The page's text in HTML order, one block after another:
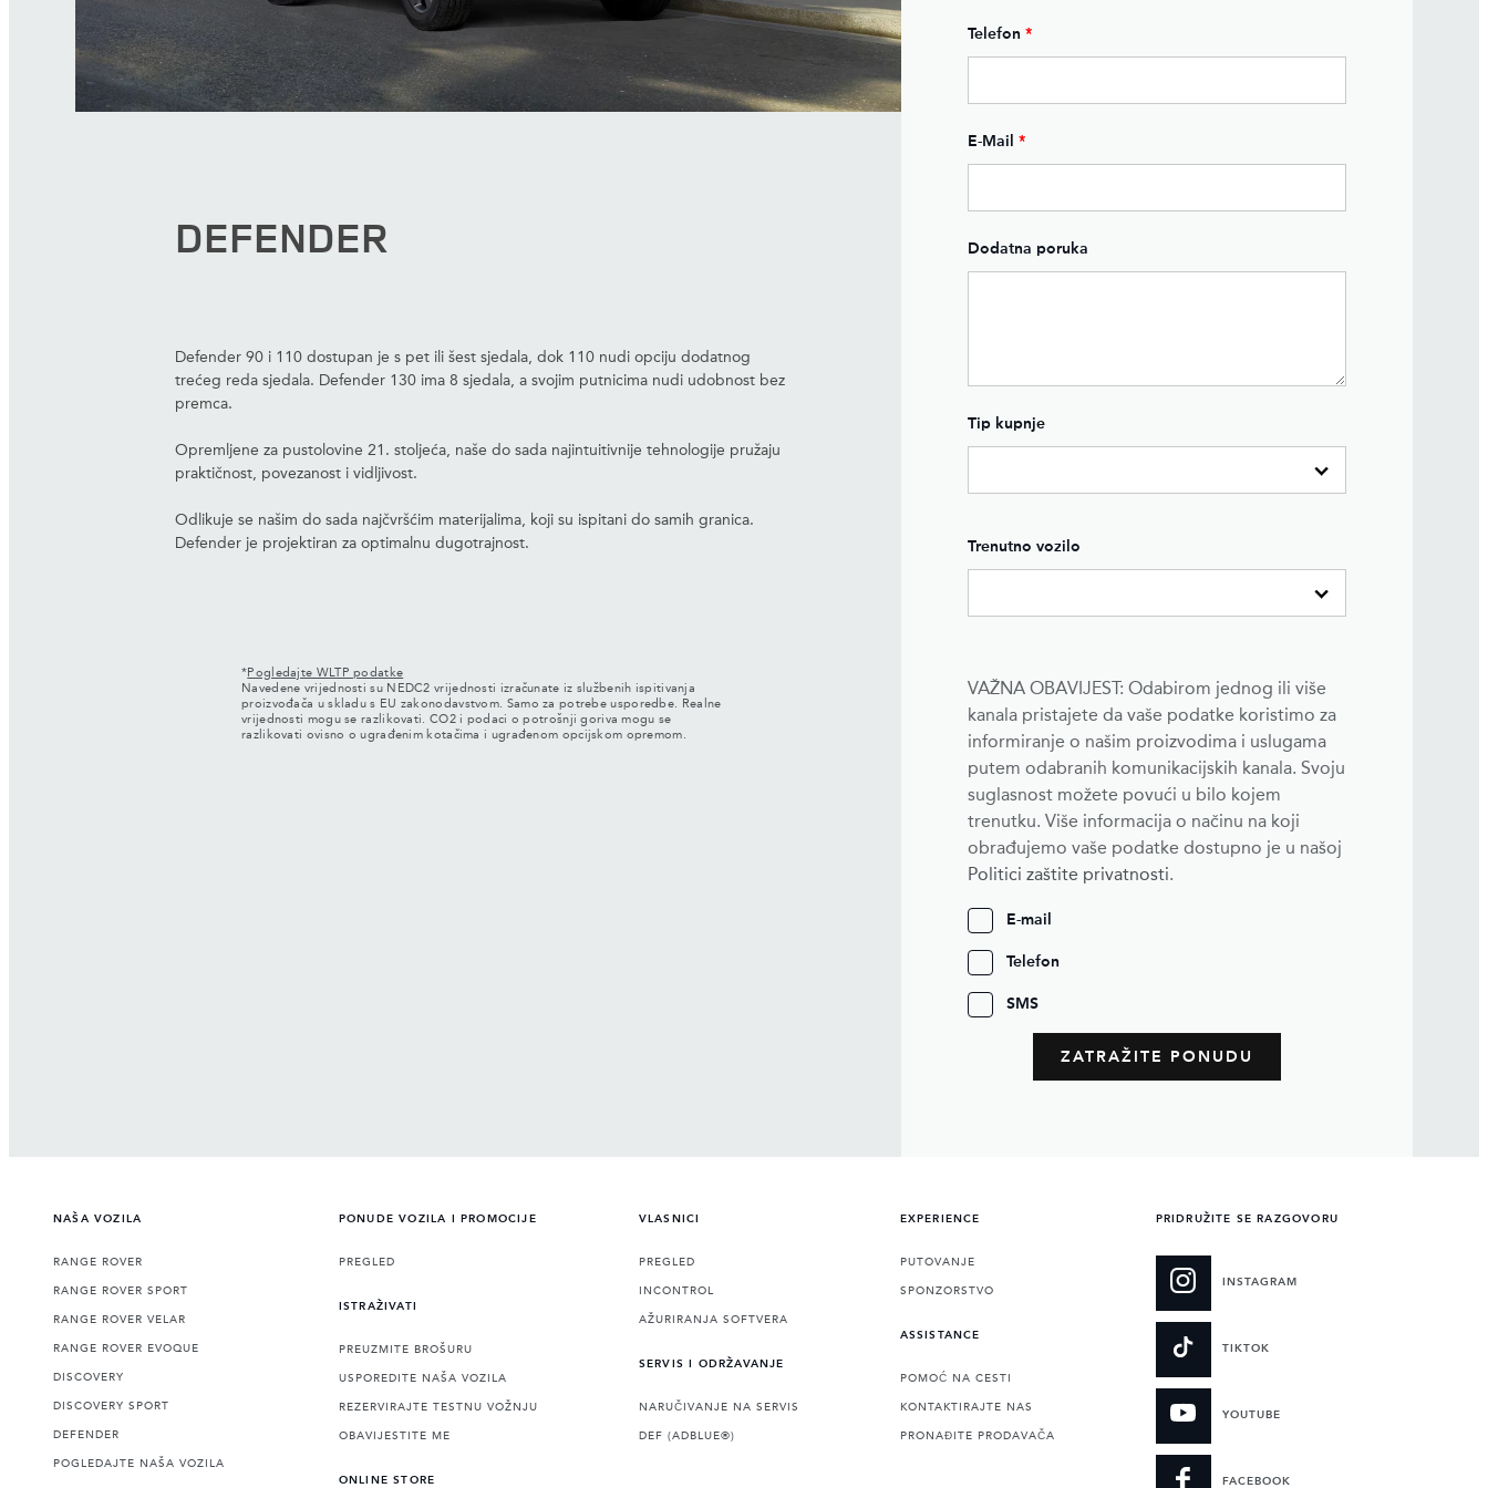
DEFENDER
Defender 90 i 110 dostupan je s pet ili šest sjedala, dok 110 nudi opciju dodatnog
trećeg reda sjedala. Defender 130 ima 8 sjedala, a svojim putnicima nudi udobnost bez
premca.
Opremljene za pustolovine 21. stoljeća, naše do sada najintuitivnije tehnologije pružaju
praktičnost, povezanost i vidljivost.
Odlikuje se našim do sada najčvršćim materijalima, koji su ispitani do samih granica.
Defender je projektiran za optimalnu dugotrajnost.
*Pogledajte WLTP podatke
Navedene vrijednosti su NEDC2 vrijednosti izračunate iz službenih ispitivanja
proizvođača u skladu s EU zakonodavstvom. Samo za potrebe usporedbe. Realne
vrijednosti mogu se razlikovati. CO2 i podaci o potrošnji goriva mogu se
razlikovati ovisno o ugrađenim kotačima i ugrađenom opcijskom opremom.
Telefon *
E-Mail *
Dodatna poruka
Tip kupnje
Trenutno vozilo
VAŽNA OBAVIJEST: Odabirom jednog ili više
kanala pristajete da vaše podatke koristimo za
informiranje o našim proizvodima i uslugama
putem odabranih komunikacijskih kanala. Svoju
suglasnost možete povući u bilo kojem
trenutku. Više informacija o načinu na koji
obrađujemo vaše podatke dostupno je u našoj
Politici zaštite privatnosti.
E-mail
Telefon
SMS
NAŠA VOZILA
RANGE ROVER
RANGE ROVER SPORT
RANGE ROVER VELAR
RANGE ROVER EVOQUE
DISCOVERY
DISCOVERY SPORT
DEFENDER
POGLEDAJTE NAŠA VOZILA
PONUDE VOZILA I PROMOCIJE
PREGLED
ISTRAŽIVATI
PREUZMITE BROŠURU
USPOREDITE NAŠA VOZILA
REZERVIRAJTE TESTNU VOŽNJU
OBAVIJESTITE ME
ONLINE STORE
VLASNICI
PREGLED
INCONTROL
AŽURIRANJA SOFTVERA
SERVIS I ODRŽAVANJE
NARUČIVANJE NA SERVIS
DEF (ADBLUE®)
EXPERIENCE
PUTOVANJE
SPONZORSTVO
ASSISTANCE
POMOĆ NA CESTI
KONTAKTIRAJTE NAS
PRONAĐITE PRODAVAČA
PRIDRUŽITE SE RAZGOVORU
INSTAGRAM
TIKTOK
YOUTUBE
FACEBOOK